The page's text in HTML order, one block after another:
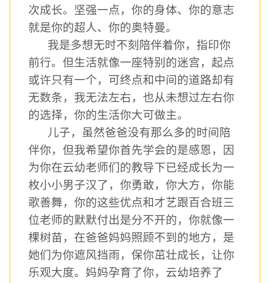
次成长。坚强一点，你的身体、你的意志
就是你的超人、你的奥特曼。
我是多想无时不刻陪伴着你，指印你
前行。但生活就像一座特别的迷宫，起点
或许只有一个，可终点和中间的道路却有
无数条，我无法左右，也从未想过左右你
的选择，你的生活你大可做主。
儿子，虽然爸爸没有那么多的时间陪
伴你，但我希望你首先学会的是感恩，因
为你在云幼老师们的教导下已经成长为一
枚小小男子汉了，你勇敢，你大方，你能
歌善舞，你的这些优点和才艺跟百合班三
位老师的默默付出是分不开的，你就像一
棵树苗，在爸爸妈妈照顾不到的地方，是
她们为你遮风挡雨，保你茁壮成长，让你
乐观大度。妈妈孕育了你，云幼培养了